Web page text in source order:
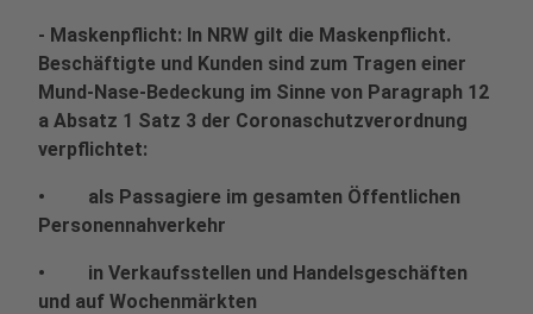
- Maskenpflicht: In NRW gilt die Maskenpflicht.
Beschäftigte und Kunden sind zum Tragen einer
Mund-Nase-Bedeckung im Sinne von Paragraph 12
a Absatz 1 Satz 3 der Coronaschutzverordnung
verpflichtet:
• als Passagiere im gesamten Öffentlichen
Personennahverkehr
• in Verkaufsstellen und Handelsgeschäften
und auf Wochenmärkten